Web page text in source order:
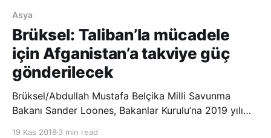
Asya
Brüksel: Taliban’la mücadele
için Afganistan’a takviye güç
gönderilecek
Brüksel/Abdullah Mustafa Belçika Milli Savunma
Bakanı Sander Loones, Bakanlar Kurulu’na 2019 yılı
19 Kas 2018 3 min read